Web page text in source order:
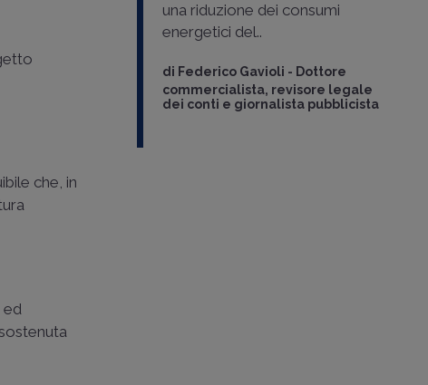
che, in
ed
una riduzione dei consumi
energetici del..
di Federico Gavioli - Dottore
commercialista, revisore legale
dei conti e giornalista pubblicista